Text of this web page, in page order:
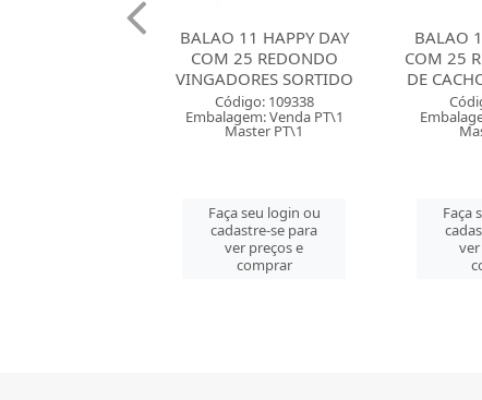
BALAO 11 HAPPY DAY
COM 25 REDONDO PATA
DE CACHORRO BRANCO
Código: 109339
Embalagem: Venda PT\1
Master PT\1
Faça seu login ou
cadastre-se para
ver preços e
comprar
BALAO
DAY
PASTEL
Faça